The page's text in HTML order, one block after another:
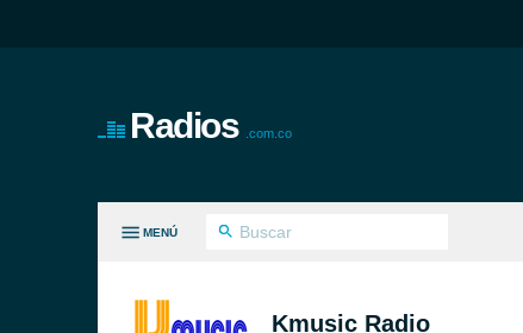
Radios .com.co
MENÚ
Kmusic Radio